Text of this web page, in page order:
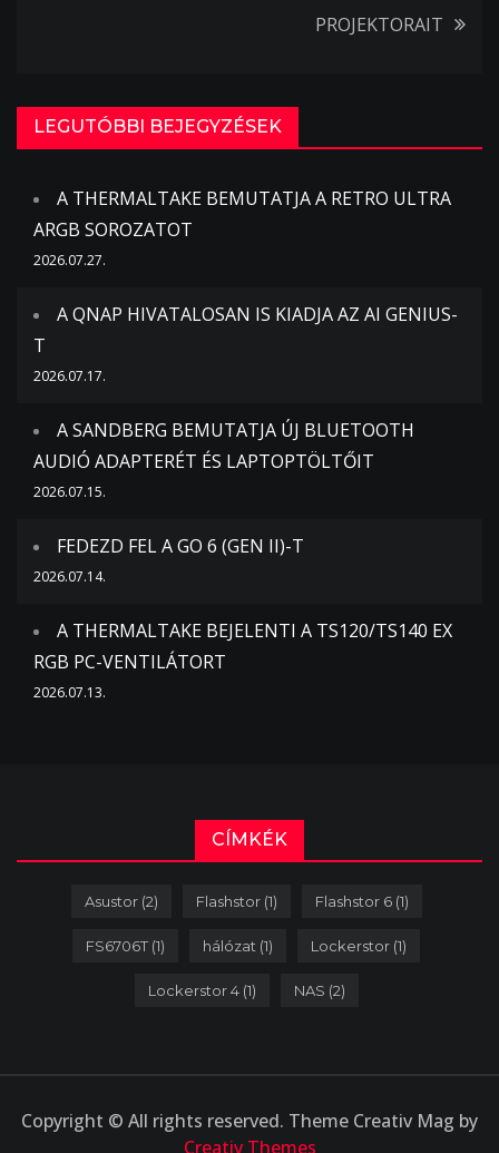
PROJEKTORAIT
LEGUTÓBBI BEJEGYZÉSEK
A THERMALTAKE BEMUTATJA A RETRO ULTRA
ARGB SOROZATOT
2026.07.27.
A QNAP HIVATALOSAN IS KIADJA AZ AI GENIUS-
T
2026.07.17.
A SANDBERG BEMUTATJA ÚJ BLUETOOTH
AUDIÓ ADAPTERÉT ÉS LAPTOPTÖLTŐIT
2026.07.15.
FEDEZD FEL A GO 6 (GEN II)-T
2026.07.14.
A THERMALTAKE BEJELENTI A TS120/TS140 EX
RGB PC-VENTILÁTORT
2026.07.13.
CÍMKÉK
Asustor(2) Flashstor(1) Flashstor 6(1)
FS6706T (1) hálózat (1) Lockerstor (1)
Lockerstor 4(1) NAS (2)
Copyright © All rights reserved. Theme Creativ Mag by
Creativ Themes